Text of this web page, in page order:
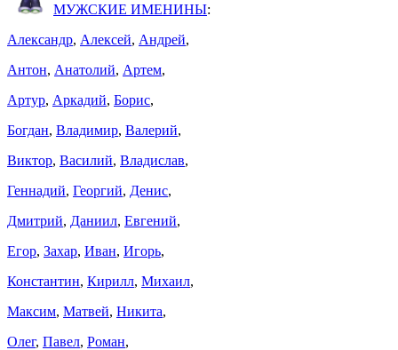
МУЖСКИЕ ИМЕНИНЫ:
Александр, Алексей, Андрей,
Антон, Анатолий, Артем,
Артур, Аркадий, Борис,
Богдан, Владимир, Валерий,
Виктор, Василий, Владислав,
Геннадий, Георгий, Денис,
Дмитрий, Даниил, Евгений,
Егор, Захар, Иван, Игорь,
Константин, Кирилл, Михаил,
Максим, Матвей, Никита,
Олег, Павел, Роман,